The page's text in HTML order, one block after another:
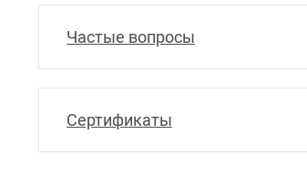
Частые вопросы
Сертификаты